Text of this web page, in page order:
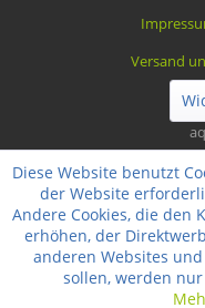
Versand
Diese Website benutzt
der Website
Andere Cookies, die den
erhöhen, der
anderen Websites
sollen, werden